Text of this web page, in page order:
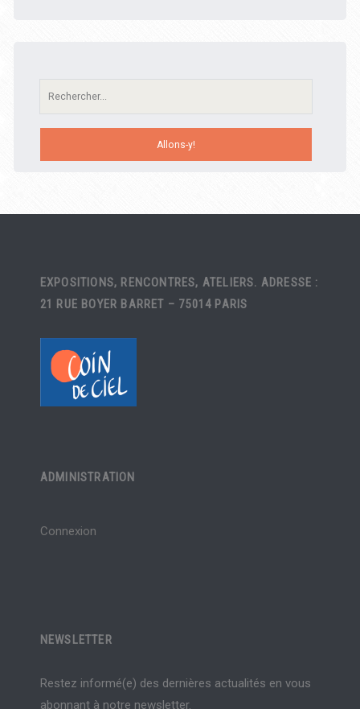
Recherche:
EXPOSITIONS, RENCONTRES, ATELIERS. ADRESSE :
21 RUE BOYER BARRET – 75014 PARIS
ADMINISTRATION
Connexion
NEWSLETTER
Restez informé(e) des dernières actualités en vous
abonnant à notre newsletter.